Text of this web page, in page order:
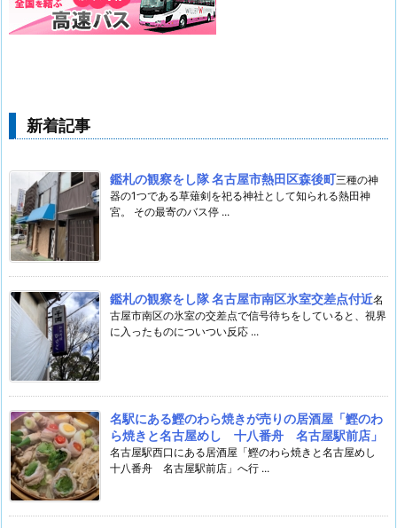
新着記事
鑑札の観察をし隊 名古屋市熱田区森後町三種の神
器の1つである草薙剣を祀る神社として知られる熱田神
宮。 その最寄のバス停 ...
鑑札の観察をし隊 名古屋市南区氷室交差点付近名
古屋市南区の氷室の交差点で信号待ちをしていると、視界
に入ったものについつい反応 ...
名駅にある鰹のわら焼きが売りの居酒屋「鰹のわ
ら焼きと名古屋めし 十八番舟 名古屋駅前店」
名古屋駅西口にある居酒屋「鰹のわら焼きと名古屋めし
十八番舟 名古屋駅前店」へ行 ...